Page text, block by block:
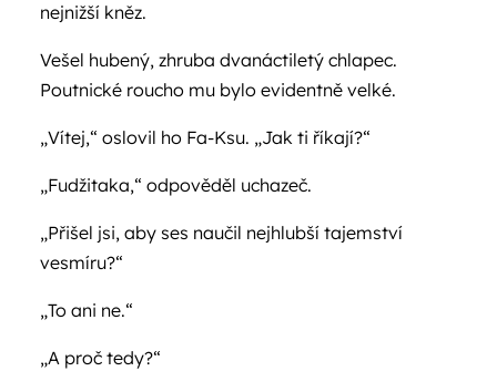
nejnižší kněz.
Vešel hubený, zhruba dvanáctiletý chlapec.
Poutnické roucho mu bylo evidentně velké.
„Vítej,“ oslovil ho Fa-Ksu. „Jak ti říkají?“
„Fudžitaka,“ odpověděl uchazeč.
„Přišel jsi, aby ses naučil nejhlubší tajemství
vesmíru?“
„To ani ne.“
„A proč tedy?“